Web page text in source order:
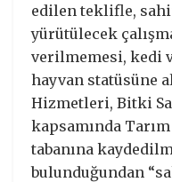
edilen teklifle,
yürütülecek
verilmemesi, kedi
hayvan statüsüne
Hizmetleri, Bitki
kapsamında
tabanına
bulunduğundan